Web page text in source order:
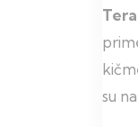
su